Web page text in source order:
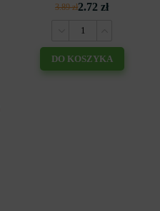
3.89 zł2.72 zł
DO KOSZYKA